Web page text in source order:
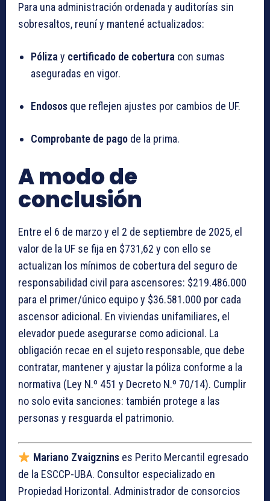
Para una administración ordenada y auditorías sin
sobresaltos, reuní y mantené actualizados:
Pólizay certificado de cobertura con sumas
aseguradas en vigor.
Endosos que reflejen ajustes por cambios de UF.
Comprobante de pago de la prima.
A modo de
conclusión
Entre el 6 de marzo y el 2 de septiembre de 2025, el
valor de la UF se fija en $731,62 y con ello se
actualizan los mínimos de cobertura del seguro de
responsabilidad civil para ascensores: $219.486.000
para el primer/único equipo y $36.581.000 por cada
ascensor adicional. En viviendas unifamiliares, el
elevador puede asegurarse como adicional. La
obligación recae en el sujeto responsable, que debe
contratar, mantener y ajustar la póliza conforme a la
normativa (Ley N.º 451 y Decreto N.º 70/14). Cumplir
no solo evita sanciones: también protege a las
personas y resguarda el patrimonio.
Mariano Zvaigzninses Perito Mercantil egresado
de la ESCCP-UBA. Consultor especializado en
Propiedad Horizontal. Administrador de consorcios